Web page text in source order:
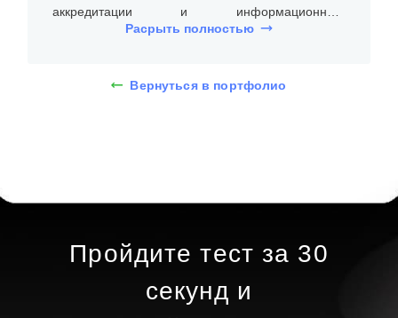
аккредитации и информационного
сопровождения участников;
большой шатёр, обеспечивающий комфортное
Отдельно был возведён павильон для выставки
Расрыть полностью
Вернуться в портфолио
Пройдите тест за 30
секунд и